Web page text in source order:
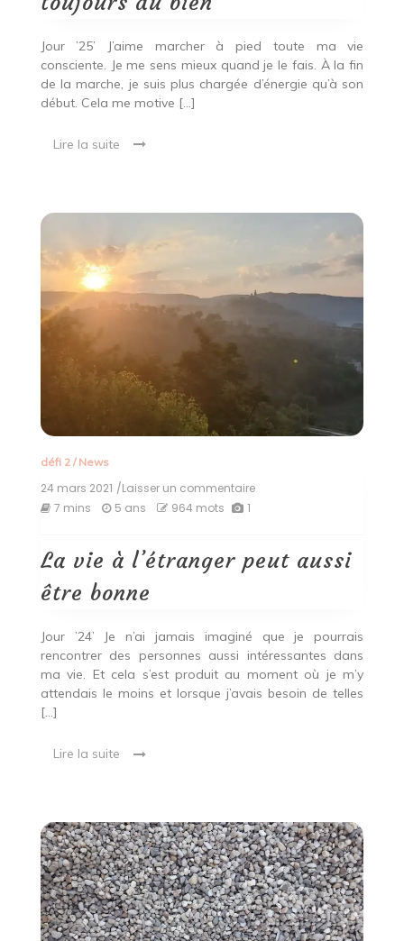
toujours
bien
Jour ’25’ J’aime marcher à pied toute ma vie
consciente. Je me sens mieux quand je le fais. À la fin
de la marche, je suis plus chargée d’énergie qu’à son
début. Cela me motive […]
Lire la suite
défi 2/ News
24 mars 2021 /Laisser un commentaireon
l’étranger
peut
7 mins 5 ans 964 mots 1
La vie à l’étranger peut aussi
être bonne
Jour ’24’ Je n’ai jamais imaginé que je pourrais
rencontrer des personnes aussi intéressantes dans
ma vie. Et cela s’est produit au moment où je m’y
attendais le moins et lorsque j’avais besoin de telles
[…]
Lire la suite